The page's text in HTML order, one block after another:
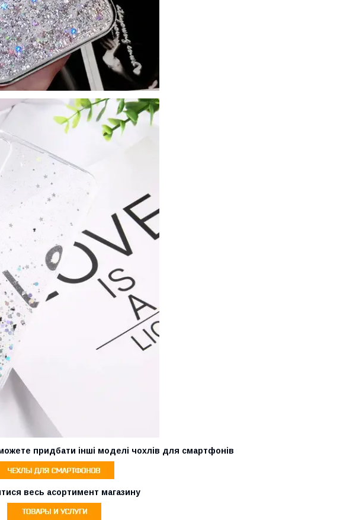
придбати інші моделі чохлів для смартфонів
весь асортимент магазину